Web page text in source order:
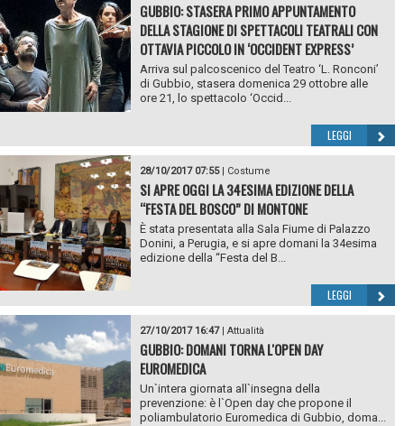
GUBBIO: STASERA PRIMO APPUNTAMENTO
DELLA STAGIONE DI SPETTACOLI TEATRALI CON
OTTAVIA PICCOLO IN ‘OCCIDENT EXPRESS’
Arriva sul palcoscenico del Teatro ‘L. Ronconi’
di Gubbio, stasera domenica 29 ottobre alle
ore 21, lo spettacolo ‘Occid...
LEGGI
28/10/2017 07:55| Costume
SI APRE OGGI LA 34ESIMA EDIZIONE DELLA
“FESTA DEL BOSCO” DI MONTONE
È stata presentata alla Sala Fiume di Palazzo
Donini, a Perugia, e si apre domani la 34esima
edizione della “Festa del B...
LEGGI
27/10/2017 16:47| Attualità
GUBBIO: DOMANI TORNA L'OPEN DAY
EUROMEDICA
Un`intera giornata all`insegna della
prevenzione: è l`Open day che propone il
poliambulatorio Euromedica di Gubbio, doma...